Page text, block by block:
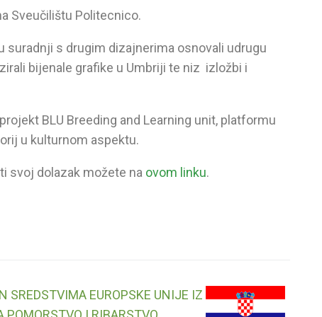
Sveučilištu Politecnico.
suradnji s drugim dizajnerima osnovali udrugu
bijenale grafike u Umbriji te niz izložbi i
BLU Breeding and Learning unit, platformu
u kulturnom aspektu.
svoj dolazak možete na ovom linku.
SREDSTVIMA EUROPSKE UNIJE IZ